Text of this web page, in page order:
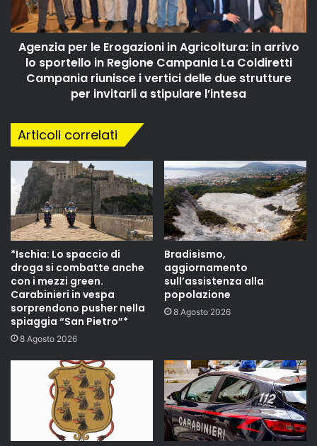
Agenzia per le Erogazioni in Agricoltura: in arrivo
lo sportello in Regione Campania La Coldiretti
Campania riunisce i vertici delle due strutture
per invitarli a stipulare l’intesa
Articoli correlati
*Ischia: Lo spaccio di
droga si combatte anche
con i mezzi green.
Carabinieri in vespa
sorprendono pusher nella
spiaggia “San Pietro”*
8 Agosto 2026
Bradisismo,
aggiornamento
sull’assistenza alla
popolazione
8 Agosto 2026